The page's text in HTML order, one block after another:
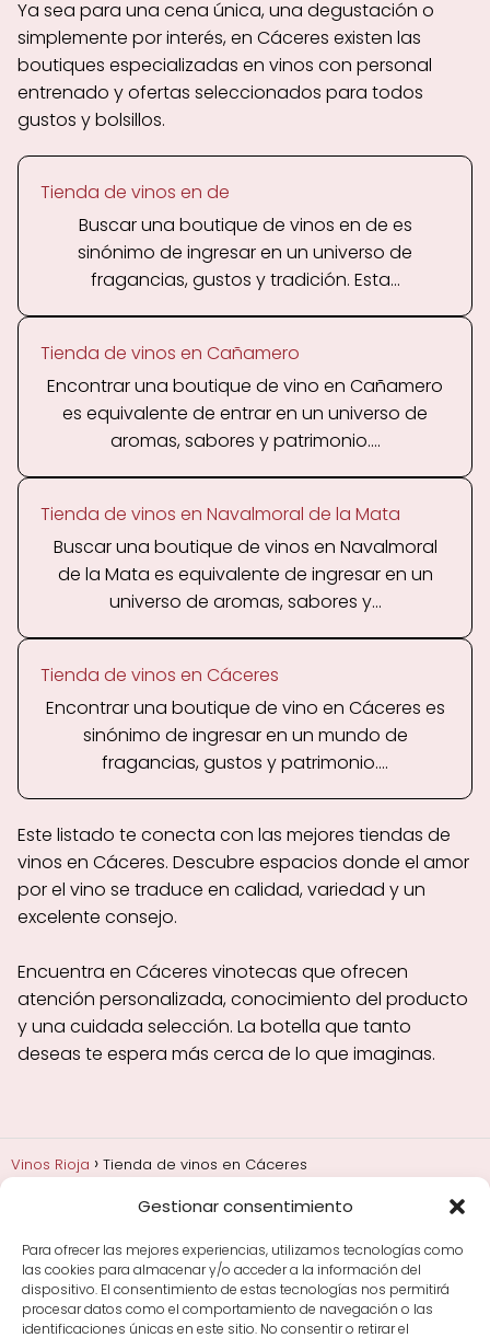
Gestionar consentimiento
Para ofrecer las mejores experiencias, utilizamos tecnologías como
las cookies para almacenar y/o acceder a la información del
dispositivo. El consentimiento de estas tecnologías nos permitirá
procesar datos como el comportamiento de navegación o las
identificaciones únicas en este sitio. No consentir o retirar el
Ya sea para una cena única, una degustación o
simplemente por interés, en Cáceres existen las
boutiques especializadas en vinos con personal
entrenado y ofertas seleccionados para todos
gustos y bolsillos.
Tienda de vinos en de
Buscar una boutique de vinos en de es
sinónimo de ingresar en un universo de
fragancias, gustos y tradición. Esta...
Tienda de vinos en Cañamero
Encontrar una boutique de vino en Cañamero
es equivalente de entrar en un universo de
aromas, sabores y patrimonio....
Tienda de vinos en Navalmoral de la Mata
Buscar una boutique de vinos en Navalmoral
de la Mata es equivalente de ingresar en un
universo de aromas, sabores y...
Tienda de vinos en Cáceres
Encontrar una boutique de vino en Cáceres es
sinónimo de ingresar en un mundo de
fragancias, gustos y patrimonio....
Este listado te conecta con las mejores tiendas de
vinos en Cáceres. Descubre espacios donde el amor
por el vino se traduce en calidad, variedad y un
excelente consejo.
Encuentra en Cáceres vinotecas que ofrecen
atención personalizada, conocimiento del producto
y una cuidada selección. La botella que tanto
deseas te espera más cerca de lo que imaginas.
Vinos Rioja Tienda de vinos en Cáceres
Añadas, crianza y guarda
Bodegas y marcas de
Rioja
Cata y aprender a probar vino
Comprar vino
Rioja y guías de regalo
Cultura del vino y
curiosidades
Enoturismo en Rioja